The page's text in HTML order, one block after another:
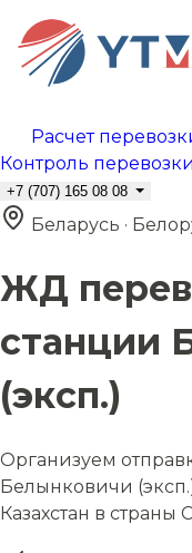
Расчет
Контроль перевозки
+7 (707) 165 08 08
Беларусь ·
ЖД
станции
(эксп.)
Организуем
Белынковичи
Казахстан в страны